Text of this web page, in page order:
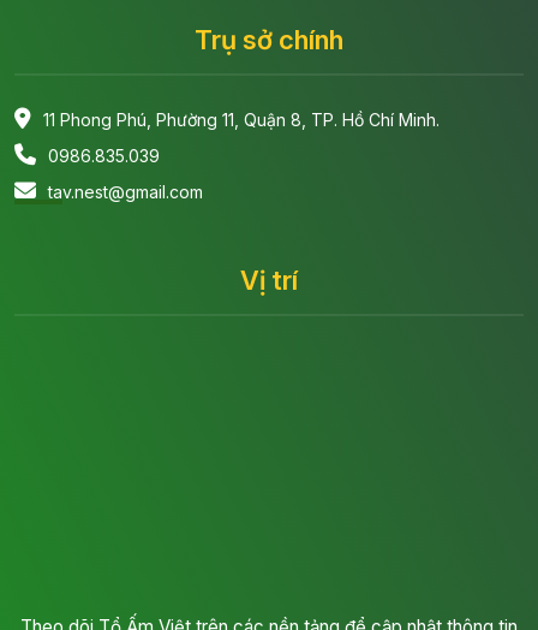
Trụ sở chính
11 Phong Phú, Phường 11, Quận 8, TP. Hồ Chí Minh.
0986.835.039
tav.nest@gmail.com
Vị trí